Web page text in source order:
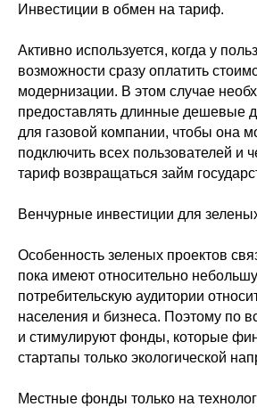
Инвестиции в обмен на тариф.
Активно используется, когда у
возможности сразу оплатить
модернизации. В этом случае
предоставлять длинные дешевые
для газовой компании, чтобы она
подключить всех пользователей и
тариф возвращаться займ
Венчурные инвестиции для
Особенность зеленых проектов
пока имеют относительно
потребительскую аудитории
населения и бизнеса. Поэтому по
и стимулируют фонды, которые
стартапы только экологической
Местные фонды только на